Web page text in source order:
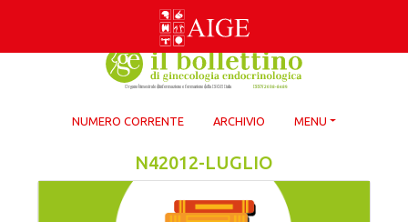
NUMERO CORRENTE ARCHIVIO MENU
N42012-LUGLIO